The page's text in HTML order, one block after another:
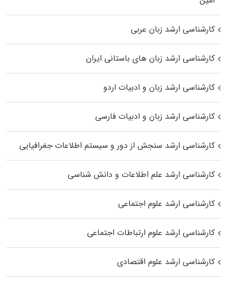
کارشناسی ارشد زبان عربی
کارشناسی ارشد زبان‌ های باستانی ایران
کارشناسی ارشد زبان و ادبیات اردو
کارشناسی ارشد زبان و ادبیات فارسی
کارشناسی ارشد سنجش از دور و سیستم اطلاعات جغرافیایی
کارشناسی ارشد علم اطلاعات و دانش شناسی
کارشناسی ارشد علوم اجتماعی
کارشناسی ارشد علوم ارتباطات اجتماعی
کارشناسی ارشد علوم اقتصادی